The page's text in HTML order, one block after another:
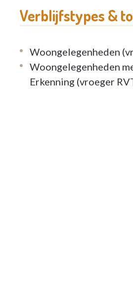
Verblijfstypes &
Woongelegenheden
Woongelegenheden
Erkenning (vroeger